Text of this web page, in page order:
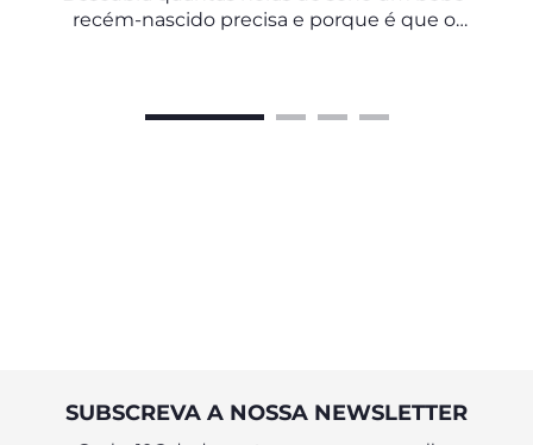
recém-nascido precisa e porque é que o
SUBSCREVA A NOSSA NEWSLETTER